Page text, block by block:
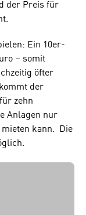
der Preis für
Ein 10er-
– somit
öfter
der
zehn
Anlagen nur
mieten kann. Die